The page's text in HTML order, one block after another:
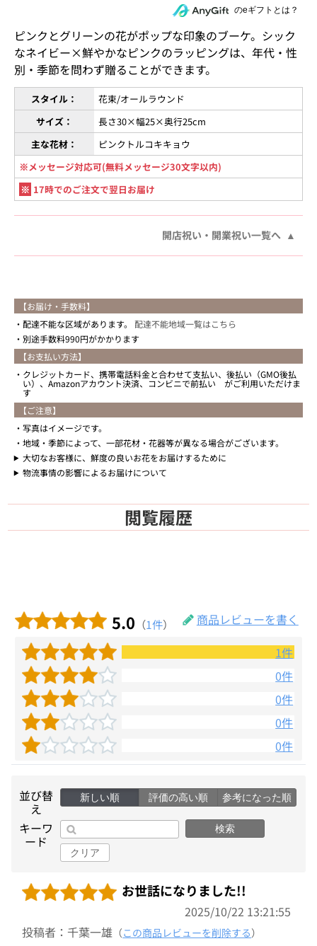
住所を知らない相手にeギフトで贈るのeギフトとは？
ピンクとグリーンの花がポップな印象のブーケ。シック
なネイビー×鮮やかなピンクのラッピングは、年代・性
別・季節を問わず贈ることができます。
スタイル：
花束/オールラウンド
サイズ：
長さ30×幅25×奥行25cm
主な花材：
ピンクトルコキキョウ
※メッセージ対応可(無料メッセージ30文字以内)
※ 17時でのご注文で翌日お届け
開店祝い・開業祝い一覧へ
【お届け・手数料】
配達不能な区域があります。 配達不能地域一覧はこちら
別途手数料990円がかかります
【お支払い方法】
クレジットカード、携帯電話料金と合わせて支払い、後払い（GMO後払
い）、Amazonアカウント決済、コンビニで前払い がご利用いただけま
す
【ご注意】
写真はイメージです。
地域・季節によって、一部花材・花器等が異なる場合がございます。
大切なお客様に、鮮度の良いお花をお届けするために
物流事情の影響によるお届けについて
閲覧履歴
5.0 （1件）
商品レビューを書く
1件
0件
0件
0件
0件
並び替
え
新しい順 評価の高い順 参考になった順
キーワ
ード
検索
クリア
お世話になりました!!
2025/10/22 13:21:55
投稿者：千葉一雄 （この商品レビューを削除する）